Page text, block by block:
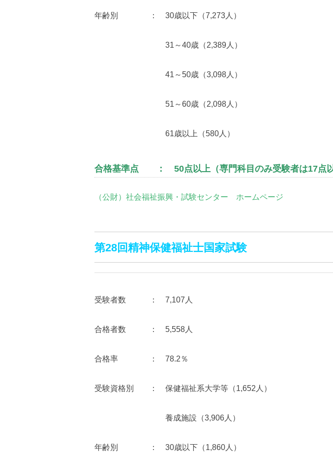
年齢別 ： 30歳以下（7,273人）
31～40歳（2,389人）
41～50歳（3,098人）
51～60歳（2,098人）
61歳以上（580人）
合格基準点 ： 50点以上（専門科目のみ受験者は17点以
（公財）社会福祉振興・試験センター ホームページ
第28回精神保健福祉士国家試験
受験者数 ： 7,107人
合格者数 ： 5,558人
合格率 ： 78.2％
受験資格別 ： 保健福祉系大学等（1,652人）
養成施設（3,906人）
年齢別 ： 30歳以下（1,860人）